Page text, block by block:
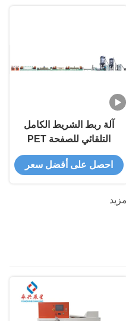
آلة ربط الشريط الكامل
التلقائي للصفحة PET
احصل على أفضل سعر